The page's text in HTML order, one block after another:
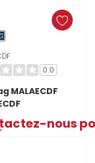
0.0
MALAECDF
nous